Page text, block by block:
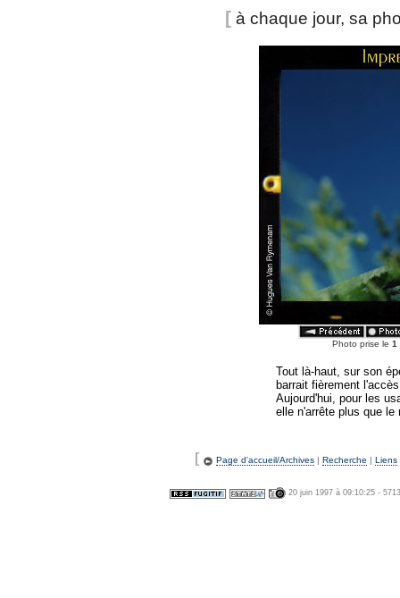
[ à chaque jour, sa
Photo prise le 1
Tout là-haut, sur son
barrait fièrement
Aujourd'hui, pour les
elle n'arrête plus que le
[ Page d'accueil/Archives | Recherche | Liens
20 juin 1997 à 09:10:25 -